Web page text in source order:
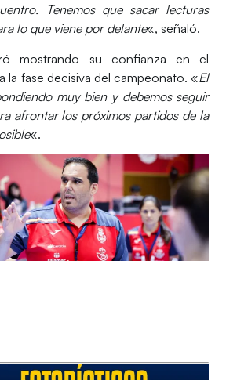
Tenemos que sacar lecturas
lo que viene por delante«, señaló.
mostrando su confianza en el
la fase decisiva del campeonato. «El
muy bien y debemos seguir
afrontar los próximos partidos de la
«.